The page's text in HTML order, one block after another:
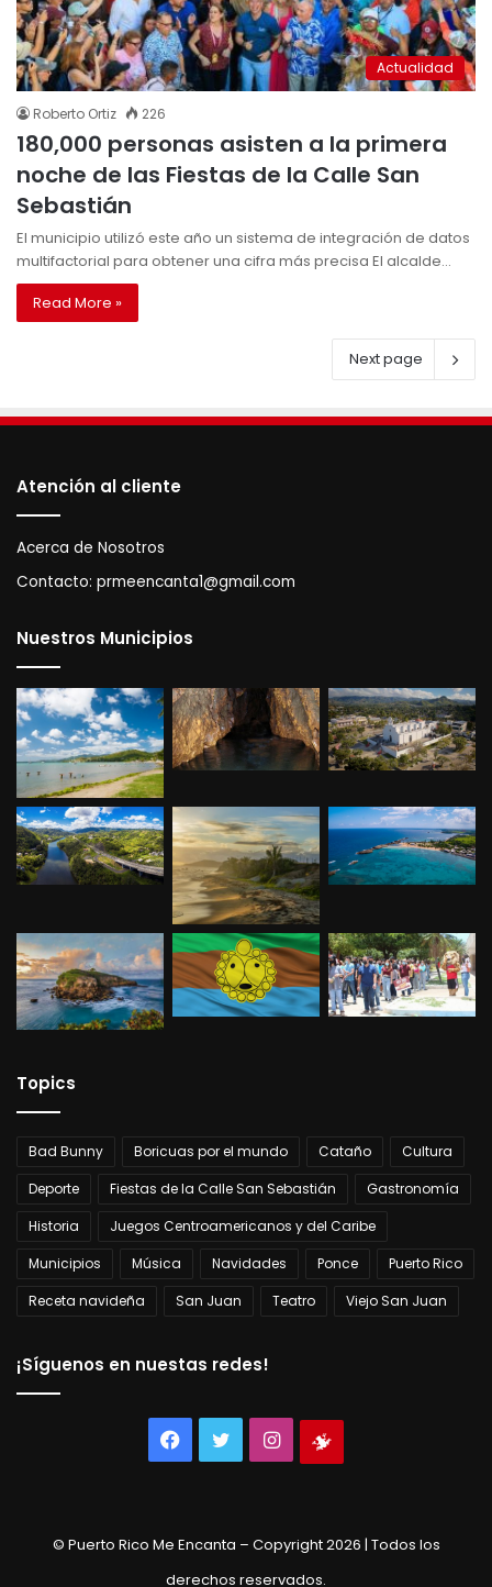
Actualidad
Roberto Ortiz 226
180,000 personas asisten a la primera
noche de las Fiestas de la Calle San
Sebastián
El municipio utilizó este año un sistema de integración de datos
multifactorial para obtener una cifra más precisa El alcalde…
Read More »
Next page
Atención al cliente
Acerca de Nosotros
Contacto: prmeencanta1@gmail.com
Nuestros Municipios
Topics
Bad Bunny Boricuas por el mundo Cataño
Cultura
Deporte
Fiestas de la Calle San Sebastián
Gastronomía
Historia
Juegos Centroamericanos y del Caribe
Municipios
Música Navidades Ponce
Puerto Rico
Receta navideña
San Juan Teatro Viejo San Juan
¡Síguenos en nuestas redes!
Facebook
TwitterInstagram
© Puerto Rico Me Encanta – Copyright 2026 | Todos los
derechos reservados.